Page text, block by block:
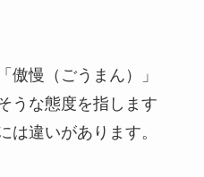
傲慢（ごうまん）」
うな態度を指します
は違いがあります。